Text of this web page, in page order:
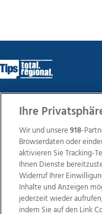
TV1 di-mog-i.at
Ihre
Wir und unsere918-
Browserdaten oder
aktivieren Sie Tracking-
Ihnen Dienste
Widerruf Ihrer
Inhalte und Anzeigen
jederzeit wieder
indem Sie auf den Link